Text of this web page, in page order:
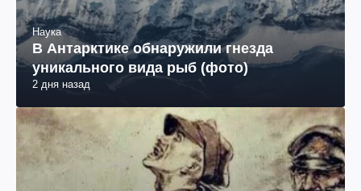
Наука
В Антарктике обнаружили гнезда
уникального вида рыб (фото)